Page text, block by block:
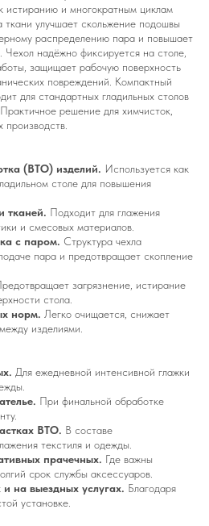
истиранию и многократным циклам
ткани улучшает скольжение подошвы
распределению пара и повышает
Чехол надёжно фиксируется на столе,
защищает рабочую поверхность
повреждений. Компактный
для стандартных гладильных столов
решение для химчисток,
(ВТО) изделий. Используется как
столе для повышения
тканей. Подходит для глажения
и смесовых материалов.
с паром. Структура чехла
пара и предотвращает скопление
загрязнение, истирание
стола.
норм. Легко очищается, снижает
изделиями.
Для ежедневной интенсивной глажки
При финальной обработке
ВТО. В составе
текстиля и одежды.
прачечных. Где важны
срок службы аксессуаров.
на выездных услугах. Благодаря
установке.